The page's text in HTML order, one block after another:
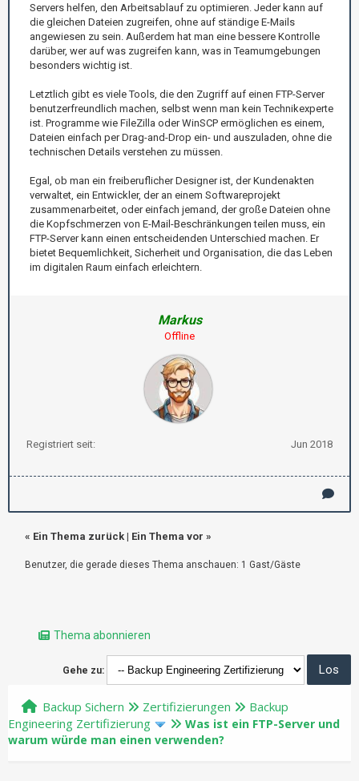
Servers helfen, den Arbeitsablauf zu optimieren. Jeder kann auf
die gleichen Dateien zugreifen, ohne auf ständige E-Mails
angewiesen zu sein. Außerdem hat man eine bessere Kontrolle
darüber, wer auf was zugreifen kann, was in Teamumgebungen
besonders wichtig ist.
Letztlich gibt es viele Tools, die den Zugriff auf einen FTP-Server
benutzerfreundlich machen, selbst wenn man kein Technikexperte
ist. Programme wie FileZilla oder WinSCP ermöglichen es einem,
Dateien einfach per Drag-and-Drop ein- und auszuladen, ohne die
technischen Details verstehen zu müssen.
Egal, ob man ein freiberuflicher Designer ist, der Kundenakten
verwaltet, ein Entwickler, der an einem Softwareprojekt
zusammenarbeitet, oder einfach jemand, der große Dateien ohne
die Kopfschmerzen von E-Mail-Beschränkungen teilen muss, ein
FTP-Server kann einen entscheidenden Unterschied machen. Er
bietet Bequemlichkeit, Sicherheit und Organisation, die das Leben
im digitalen Raum einfach erleichtern.
Markus
Offline
Registriert seit: Jun 2018
« Ein Thema zurück | Ein Thema vor »
Benutzer, die gerade dieses Thema anschauen: 1 Gast/Gäste
Thema abonnieren
Gehe zu:
Backup Sichern Zertifizierungen
Backup
Engineering Zertifizierung
Was ist ein FTP-Server und
warum würde man einen verwenden?